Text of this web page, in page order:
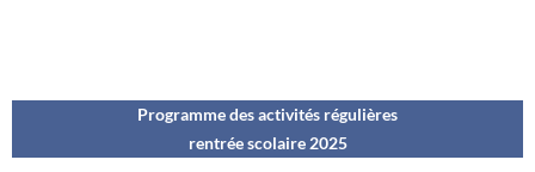
Programme des activités régulières
rentrée scolaire 2025